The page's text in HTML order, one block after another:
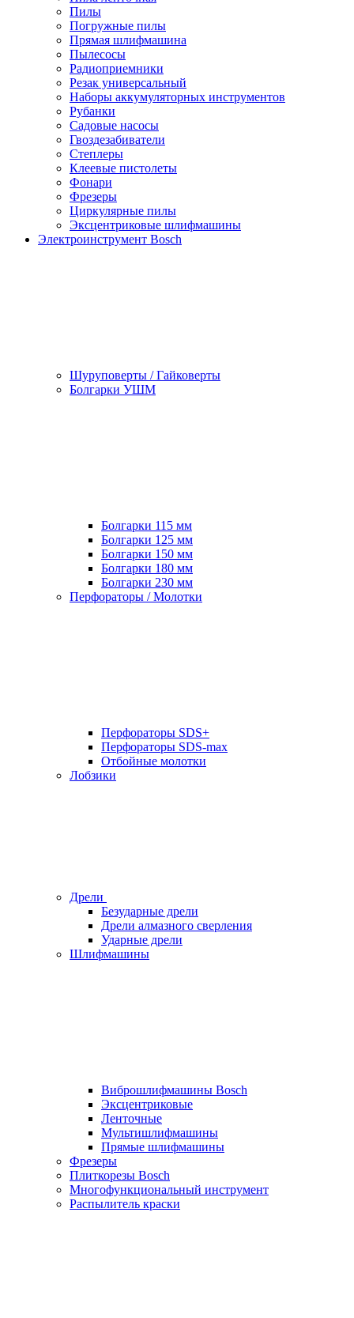
Пилы
Погружные пилы
Прямая шлифмашина
Пылесосы
Радиоприемники
Резак универсальный
Наборы аккумуляторных инструментов
Рубанки
Садовые насосы
Гвоздезабиватели
Степлеры
Клеевые пистолеты
Фонари
Фрезеры
Циркулярные пилы
Эксцентриковые шлифмашины
Электроинструмент Bosch
Шуруповерты / Гайковерты
Болгарки УШМ
Болгарки 115 мм
Болгарки 125 мм
Болгарки 150 мм
Болгарки 180 мм
Болгарки 230 мм
Перфораторы / Молотки
Перфораторы SDS+
Перфораторы SDS-max
Отбойные молотки
Лобзики
Дрели
Безударные дрели
Дрели алмазного сверления
Ударные дрели
Шлифмашины
Виброшлифмашины Bosch
Эксцентриковые
Ленточные
Мультишлифмашины
Прямые шлифмашины
Фрезеры
Плиткорезы Bosch
Многофункциональный инструмент
Распылитель краски